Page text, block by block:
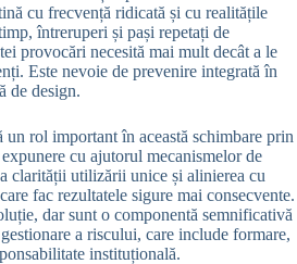
cu frecvență ridicată și cu realitățile
întreruperi și pași repetați de
provocări necesită mai mult decât a le
Este nevoie de prevenire integrată în
de design.
un rol important în această schimbare prin
cu ajutorul mecanismelor de
clarității utilizării unice și alinierea cu
fac rezultatele sigure mai consecvente.
dar sunt o componentă semnificativă
a riscului, care include formare,
instituțională.